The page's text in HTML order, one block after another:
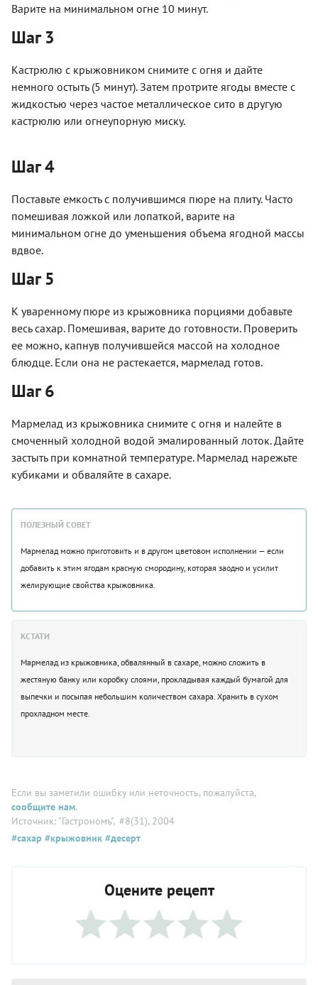
Варите на минимальном огне 10 минут.
Шаг 3
Кастрюлю с крыжовником снимите с огня и дайте
немного остыть (5 минут). Затем протрите ягоды вместе с
жидкостью через частое металлическое сито в другую
кастрюлю или огнеупорную миску.
Шаг 4
Поставьте емкость с получившимся пюре на плиту. Часто
помешивая ложкой или лопаткой, варите на
минимальном огне до уменьшения объема ягодной массы
вдвое.
Шаг 5
К уваренному пюре из крыжовника порциями добавьте
весь сахар. Помешивая, варите до готовности. Проверить
ее можно, капнув получившейся массой на холодное
блюдце. Если она не растекается, мармелад готов.
Шаг 6
Мармелад из крыжовника снимите с огня и налейте в
смоченный холодной водой эмалированный лоток. Дайте
застыть при комнатной температуре. Мармелад нарежьте
кубиками и обваляйте в сахаре.
ПОЛЕЗНЫЙ СОВЕТ
Мармелад можно приготовить и в другом цветовом исполнении — если
добавить к этим ягодам красную смородину, которая заодно и усилит
желирующие свойства крыжовника.
КСТАТИ
Мармелад из крыжовника, обвалянный в сахаре, можно сложить в
жестяную банку или коробку слоями, прокладывая каждый бумагой для
выпечки и посыпая небольшим количеством сахара. Хранить в сухом
прохладном месте.
Если вы заметили ошибку или неточность, пожалуйста,
сообщите нам.
Источник: "Гастрономъ", #8(31), 2004
#сахар #крыжовник #десерт
Оцените рецепт